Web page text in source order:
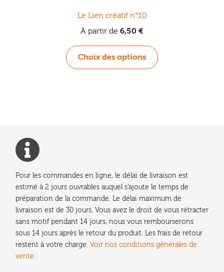
Le Lien créatif n°10
À partir de 6,50 €
Choix des options
Ce
produit
sur
la
page
du
produit
Pour les commandes en ligne, le délai de livraison est
estimé à 2 jours ouvrables auquel s'ajoute le temps de
préparation de la commande. Le délai maximum de
livraison est de 30 jours. Vous avez le droit de vous rétracter
sans motif pendant 14 jours, nous vous rembourserons
sous 14 jours après le retour du produit. Les frais de retour
restent à votre charge. Voir nos conditions générales de
vente.